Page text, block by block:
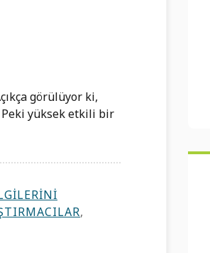
görülüyor ki,
Peki yüksek etkili bir
,